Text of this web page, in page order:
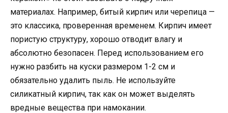
материалах. Например, битый кирпич или черепица —
это классика, проверенная временем. Кирпич имеет
пористую структуру, хорошо отводит влагу и
абсолютно безопасен. Перед использованием его
нужно разбить на куски размером 1-2 см и
обязательно удалить пыль. Не используйте
силикатный кирпич, так как он может выделять
вредные вещества при намокании.